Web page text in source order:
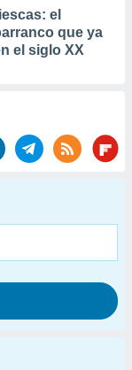
el
que ya
el siglo XX